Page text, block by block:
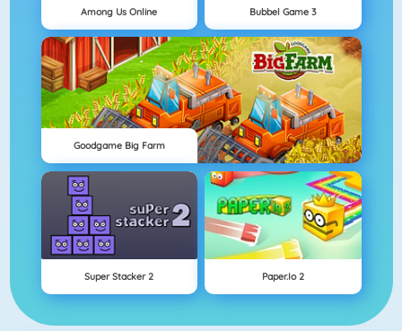
Among Us Online Bubbel Game 3
Goodgame Big Farm
Super Stacker 2 Paper.io 2